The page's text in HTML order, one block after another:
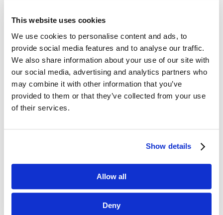
This website uses cookies
We use cookies to personalise content and ads, to
provide social media features and to analyse our traffic.
We also share information about your use of our site with
our social media, advertising and analytics partners who
may combine it with other information that you’ve
provided to them or that they’ve collected from your use
of their services.
Show details
Allow all
Deny
Dane kontaktowe

questus
ul. Organizacji WiN 83/7
91-811 Łódź